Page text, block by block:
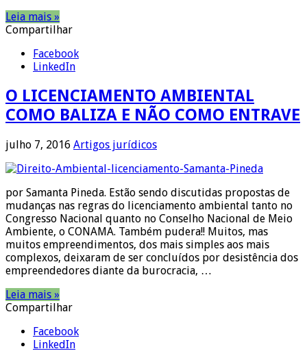
Leia mais »
Compartilhar
Facebook
LinkedIn
O LICENCIAMENTO AMBIENTAL
COMO BALIZA E NÃO COMO ENTRAVE
julho 7, 2016 Artigos jurídicos
por Samanta Pineda. Estão sendo discutidas propostas de
mudanças nas regras do licenciamento ambiental tanto no
Congresso Nacional quanto no Conselho Nacional de Meio
Ambiente, o CONAMA. Também pudera!! Muitos, mas
muitos empreendimentos, dos mais simples aos mais
complexos, deixaram de ser concluídos por desistência dos
empreendedores diante da burocracia, …
Leia mais »
Compartilhar
Facebook
LinkedIn